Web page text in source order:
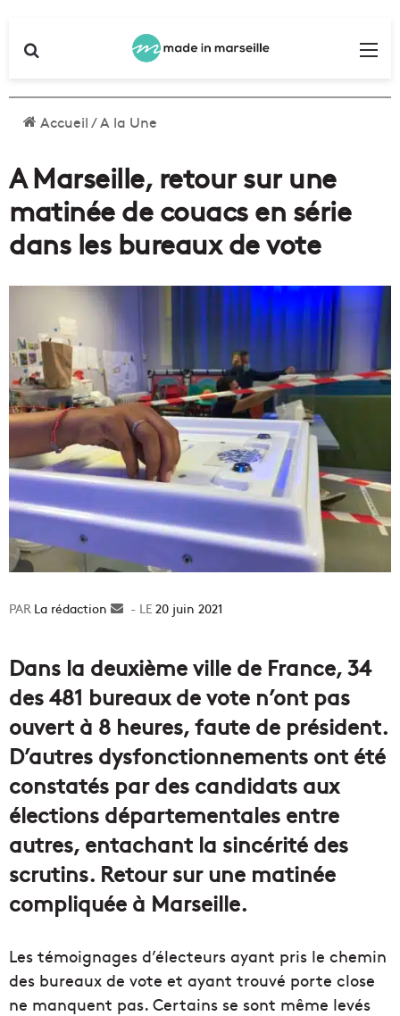
Accueil/A la Une
A Marseille, retour sur une
matinée de couacs en série
dans les bureaux de vote
La rédaction
Envoyer20 juin 2021
Dans la deuxième ville de France, 34
des 481 bureaux de vote n’ont pas
ouvert à 8 heures, faute de président.
D’autres dysfonctionnements ont été
constatés par des candidats aux
élections départementales entre
autres, entachant la sincérité des
scrutins. Retour sur une matinée
compliquée à Marseille.
Les témoignages d’électeurs ayant pris le chemin
des bureaux de vote et ayant trouvé porte close
ne manquent pas. Certains se sont même levés